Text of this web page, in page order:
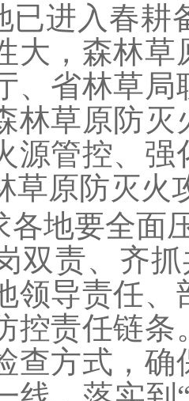
已进入春
大，森林
、省林草
林草原防
源管控、
草原防灭火
各地要全面
双责、齐
领导责任
控责任链
查方式，